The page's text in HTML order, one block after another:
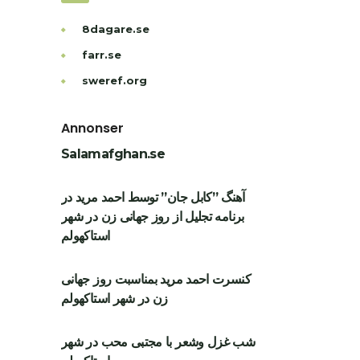
8dagare.se
farr.se
sweref.org
Annonser
Salamafghan.se
آهنگ ”کابل جان” توسط احمد مرید در
برنامه تجلیل از روز جهانی زن در شهر
استاکهولم
کنسرت احمد مرید بمناسبت روز جهانی
زن در شهر استاکهولم
شب غزل وشعر با مجتبی محب در شهر